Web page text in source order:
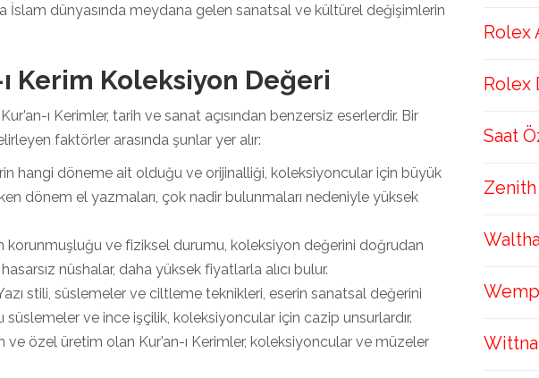
İslam dünyasında meydana gelen sanatsal ve kültürel değişimlerin
Kerim Koleksiyon Değeri
ı Kerimler, tarih ve sanat açısından benzersiz eserlerdir. Bir
faktörler arasında şunlar yer alır:
hangi döneme ait olduğu ve orijinalliği, koleksiyoncular için büyük
dönem el yazmaları, çok nadir bulunmaları nedeniyle yüksek
korunmuşluğu ve fiziksel durumu, koleksiyon değerini doğrudan
nüshalar, daha yüksek fiyatlarla alıcı bulur.
stili, süslemeler ve ciltleme teknikleri, eserin sanatsal değerini
süslemeler ve ince işçilik, koleksiyoncular için cazip unsurlardır.
ve özel üretim olan Kur’an-ı Kerimler, koleksiyoncular ve müzeler
Rolex
Rolex
Saat
Zenith